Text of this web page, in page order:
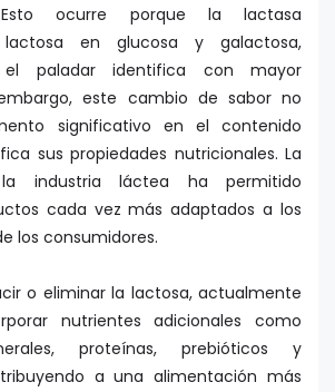
Esto ocurre porque la lactasa
en glucosa y galactosa,
paladar identifica con mayor
este cambio de sabor no
significativo en el contenido
sus propiedades nutricionales. La
industria láctea ha permitido
cada vez más adaptados a los
los consumidores.
o eliminar la lactosa, actualmente
nutrientes adicionales como
proteínas, prebióticos y
a una alimentación más